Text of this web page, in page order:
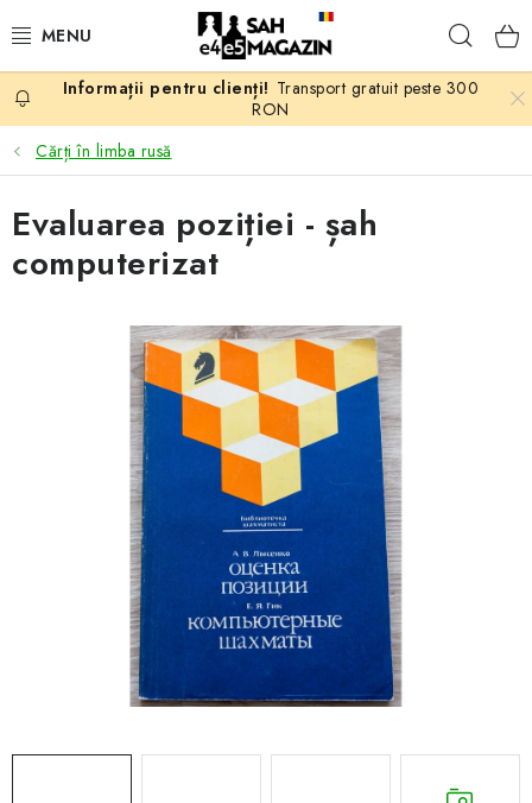
PROMOTII
ȘAH
PIESE DE ȘAH
TABLE DE ȘAH
CEAS DE ȘAH
CĂRȚI DE ȘAH
Transport gratuit peste 300
RON
Cărți în limba rusă
Evaluarea poziției - șah
computerizat